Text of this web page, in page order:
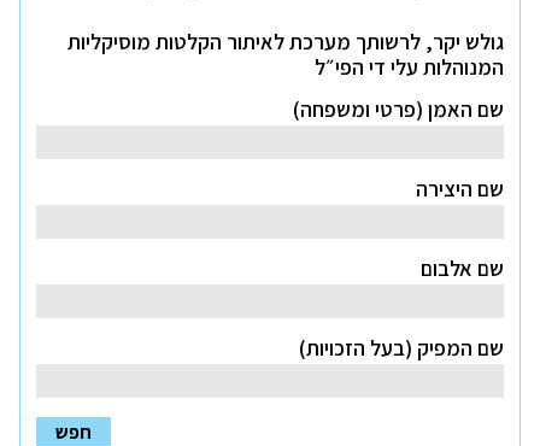
גולש יקר, לרשותך מערכת לאיתור הקלטות מוסיקליות
המנוהלות עלי די הפי״ל
שם האמן (פרטי ומשפחה)
שם היצירה
שם אלבום
שם המפיק (בעל הזכויות)
חפש